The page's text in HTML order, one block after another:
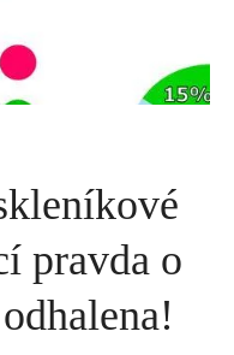
pravda o